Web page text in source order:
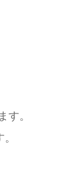
す。